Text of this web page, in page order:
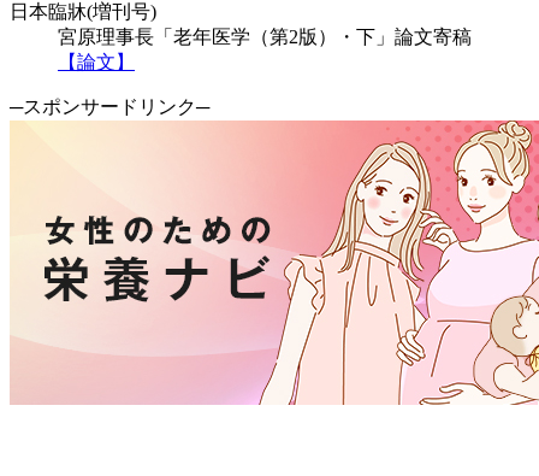
日本臨牀(増刊号)
宮原理事長「老年医学（第2版）・下」論文寄稿
【論文】
─スポンサードリンク─